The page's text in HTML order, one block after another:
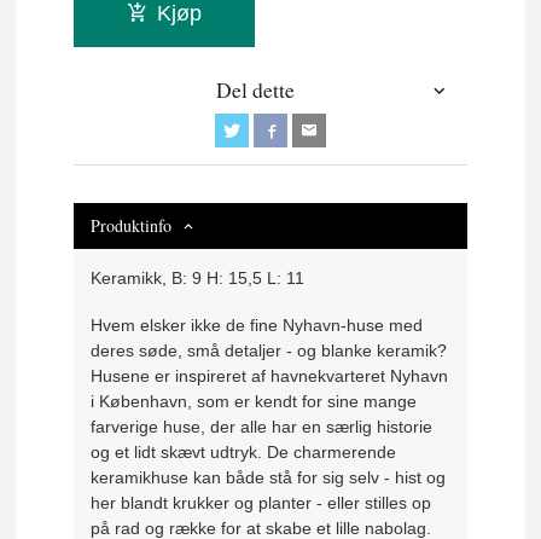
Kjøp
Del dette
Produktinfo
Keramikk, B: 9 H: 15,5 L: 11
Hvem elsker ikke de fine Nyhavn-huse med
deres søde, små detaljer - og blanke keramik?
Husene er inspireret af havnekvarteret Nyhavn
i København, som er kendt for sine mange
farverige huse, der alle har en særlig historie
og et lidt skævt udtryk. De charmerende
keramikhuse kan både stå for sig selv - hist og
her blandt krukker og planter - eller stilles op
på rad og række for at skabe et lille nabolag.